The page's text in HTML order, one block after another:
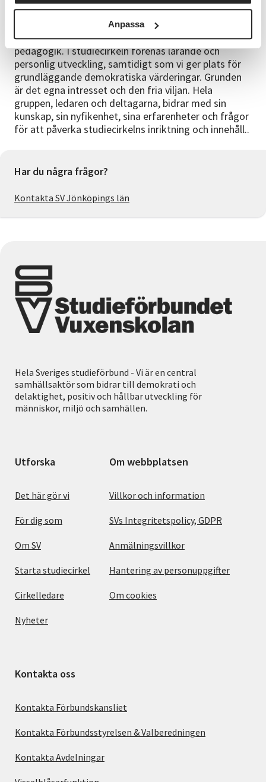
Anpassa
veronica.josefsson@sv.se
SV:s kurser och verksamhet utgår ifrån studiecirkelns
pedagogik. I studiecirkeln förenas lärande och
personlig utveckling, samtidigt som vi ger plats för
grundläggande demokratiska värderingar. Grunden
är det egna intresset och den fria viljan. Hela
gruppen, ledaren och deltagarna, bidrar med sin
kunskap, sin nyfikenhet, sina erfarenheter och frågor
för att påverka studiecirkelns inriktning och innehåll..
Har du några frågor?
Kontakta SV Jönköpings län
Hela Sveriges studieförbund - Vi är en central
samhällsaktör som bidrar till demokrati och
delaktighet, positiv och hållbar utveckling för
människor, miljö och samhällen.
Utforska
Det här gör vi
För dig som
Om SV
Starta studiecirkel
Cirkelledare
Nyheter
Om webbplatsen
Villkor och information
SVs Integritetspolicy, GDPR
Anmälningsvillkor
Hantering av personuppgifter
Om cookies
Kontakta oss
Kontakta Förbundskansliet
Kontakta Förbundsstyrelsen & Valberedningen
Kontakta Avdelningar